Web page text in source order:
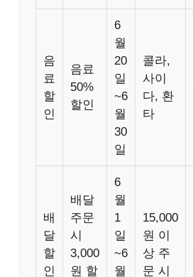
음
료
할
인
음료
50%
할인
6
월
20
일
~6
월
30
일
콜라,
사이
다, 환
타
배
달
할
인
배달
주문
시
3,000
원 할
6
월
1
일
~6
월
15,000
원 이
상 주
문 시